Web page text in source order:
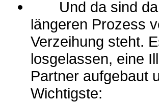
Und da sind da
längeren Prozess
Verzeihung steht.
losgelassen, eine
Partner aufgebaut
Wichtigste: